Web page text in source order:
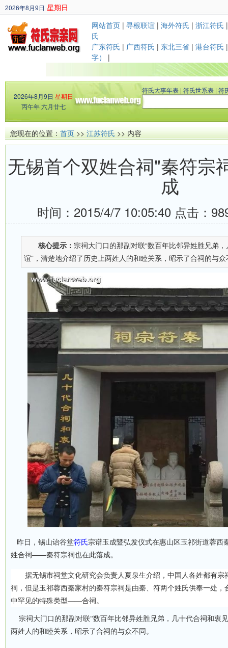
2026年8月9日 星期日
丙午年 六月廿七 网站首页 | 寻根联谊 | 海外符氏 | 浙江符氏
氏
广东符氏 | 广西符氏 | 东北三省 | 港台符氏
字）
|
2026年8月9日 星期日
丙午年 六月廿七
符氏大事年表 | 符氏世系表 | 符
您现在的位置：首页>>江苏符氏>> 内容
无锡首个双姓合祠"秦符宗
成
时间：2015/4/7 10:05:40 点击：
核心提示： 宗祠大门口的那副对联“数百年比邻异姓胜兄弟
谊”，清楚地介绍了历史上两姓人的和睦关系，昭示了合祠的与
昨日，锡山诒谷堂符氏宗谱玉成暨弘发仪式在惠山区玉祁街道蓉西
姓合祠——秦符宗祠也在此落成。
据无锡市祠堂文化研究会负责人夏泉生介绍，中国人各姓都有宗
祠，但是玉祁蓉西秦家村的秦符宗祠是由秦、符两个姓氏供奉一处，
中罕见的特殊类型——合祠。
宗祠大门口的那副对联“数百年比邻异姓胜兄弟，几十代合祠和衷
两姓人的和睦关系，昭示了合祠的与众不同。